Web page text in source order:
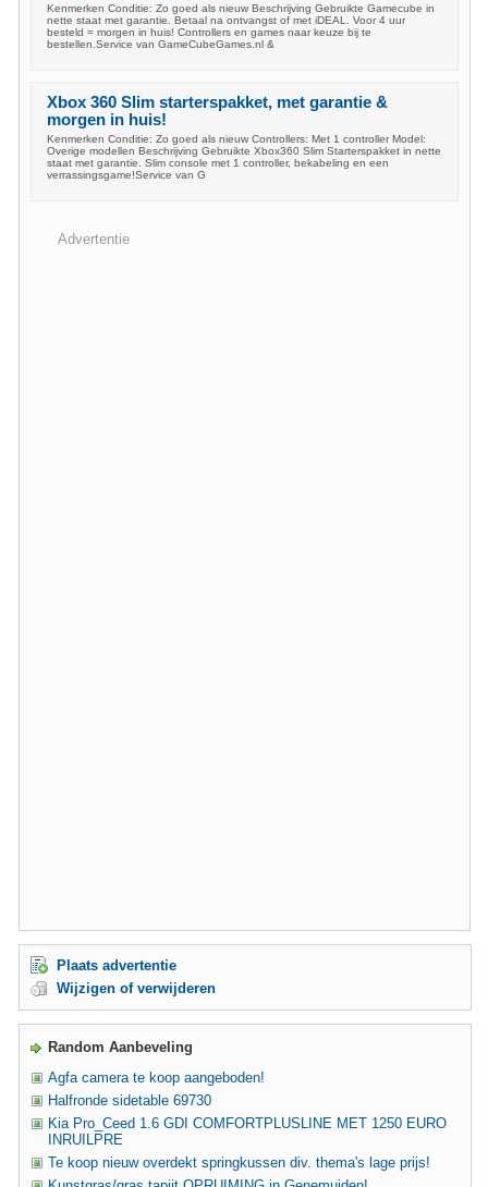
Kenmerken Conditie: Zo goed als nieuw Beschrijving Gebruikte Gamecube in
nette staat met garantie. Betaal na ontvangst of met iDEAL. Voor 4 uur
besteld = morgen in huis! Controllers en games naar keuze bij te
bestellen.Service van GameCubeGames.nl &
Xbox 360 Slim starterspakket, met garantie &
morgen in huis!
Kenmerken Conditie: Zo goed als nieuw Controllers: Met 1 controller Model:
Overige modellen Beschrijving Gebruikte Xbox360 Slim Starterspakket in nette
staat met garantie. Slim console met 1 controller, bekabeling en een
verrassingsgame!Service van G
Advertentie
Plaats advertentie
Wijzigen of verwijderen
Random Aanbeveling
Agfa camera te koop aangeboden!
Halfronde sidetable 69730
Kia Pro_Ceed 1.6 GDI COMFORTPLUSLINE MET 1250 EURO
INRUILPRE
Te koop nieuw overdekt springkussen div. thema's lage prijs!